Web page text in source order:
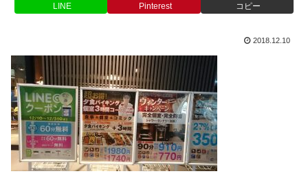
LINE Pinterest コピー
2018.12.10